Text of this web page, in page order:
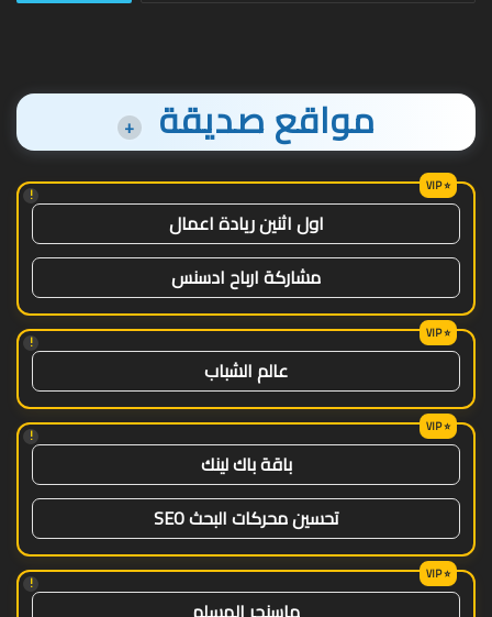
مواقع صديقة +
!
اول اثنين ريادة اعمال
مشاركة ارباح ادسنس
!
عالم الشباب
!
باقة باك لينك
تحسين محركات البحث SEO
!